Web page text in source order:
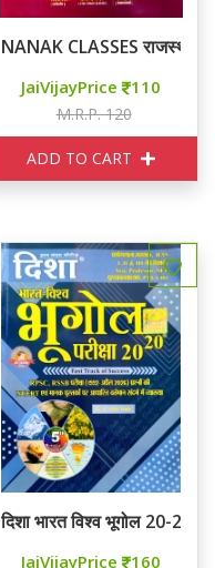
NANAK CLASSES राजस्थान
JaiVijayPrice 110
M.R.P. 120
ADD TO CART
दिशा भारत विश्व भूगोल 20-20
JaiVijayPrice 160